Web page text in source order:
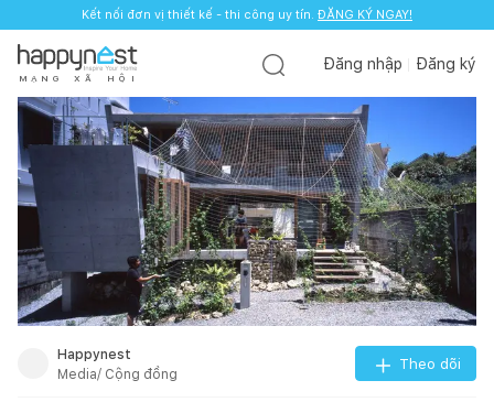
Kết nối đơn vị thiết kế - thi công uy tín. ĐĂNG KÝ NGAY!
M Ạ N G X Ã H Ộ I
Đăng nhập Đăng ký
Happynest
Media/ Cộng đồng
Theo dõi